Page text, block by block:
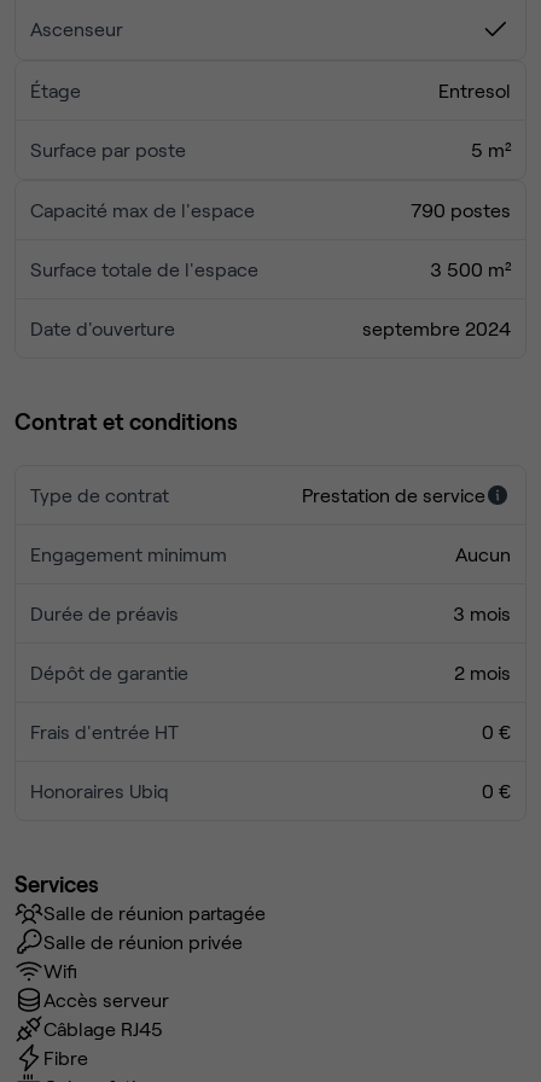
Ascenseur
Étage Entresol
Surface par poste 5 m²
Capacité max de l'espace 790 postes
Surface totale de l'espace 3 500 m²
Date d'ouverture septembre 2024
Contrat et conditions
Type de contrat Prestation de service
Engagement minimum Aucun
Durée de préavis 3 mois
Dépôt de garantie 2 mois
Frais d'entrée HT 0 €
Honoraires Ubiq 0 €
Services
Salle de réunion partagée
Salle de réunion privée
Wifi
Accès serveur
Câblage RJ45
Fibre